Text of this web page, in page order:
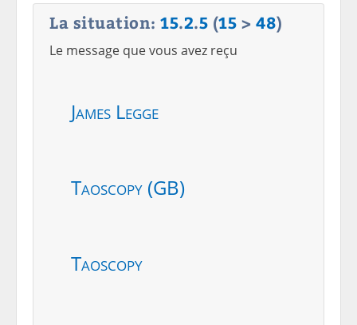
La situation: 15.2.5 (15 > 48)
Le message que vous avez reçu
James Legge
Taoscopy (GB)
Taoscopy